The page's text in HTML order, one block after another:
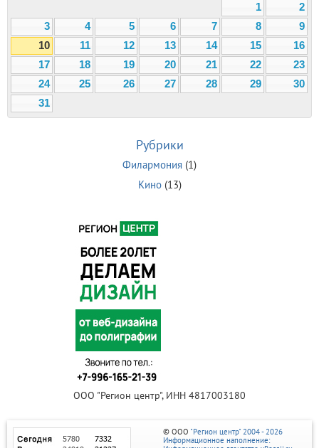
1
2
3
4 5 6 7 8
9
10
11 12 13 14 15
16
17
18 19 20 21 22
23
24
25 26 27 28 29
30
31
Рубрики
Филармония (1)
Кино(13)
ООО "Регион центр", ИНН 4817003180
© ООО "Регион центр" 2004 - 2026
Информационное наполнение: